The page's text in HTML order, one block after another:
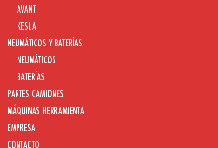
AVANT
KESLA
NEUMÁTICOS Y BATERÍAS
NEUMÁTICOS
BATERÍAS
PARTES CAMIONES
MÁQUINAS HERRAMIENTA
EMPRESA
CONTACTO